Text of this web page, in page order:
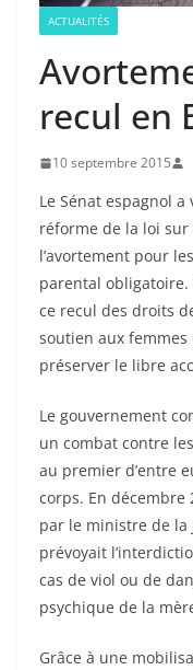
ACTUALITÉS
recul en
10 septembre 2015
Le Sénat espagnol
réforme de la loi sur
l’avortement pour
parental obligatoire.
ce recul des droits
soutien aux
préserver le libre
Le gouvernement
un combat contre
au premier d’entre
corps. En
par le ministre de la
prévoyait
cas de viol ou de
psychique de la
Grâce à une